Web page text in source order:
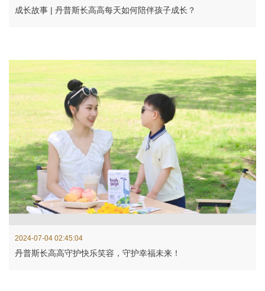
成长故事 | 丹普斯长高高每天如何陪伴孩子成长？
2024-07-04 02:45:04
丹普斯长高高守护快乐笑容，守护幸福未来！